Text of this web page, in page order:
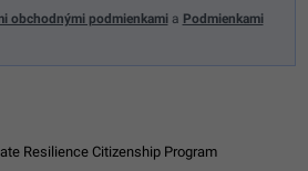
obchodnými podmienkami a Podmienkami
Resilience Citizenship Program